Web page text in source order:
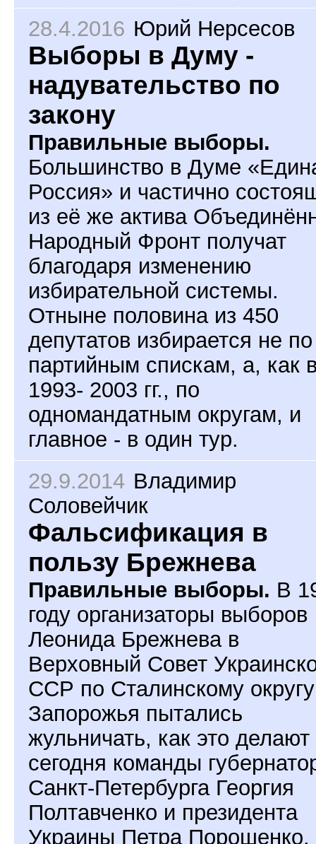
28.4.2016 Юрий Нерсесов
Выборы в Думу -
надувательство по
закону
Правильные выборы.
Большинство в Думе
Россия» и частично
из её же актива
Народный Фронт получат
благодаря изменению
избирательной системы.
Отныне половина из 450
депутатов избирается не по
партийным спискам, а, как
1993- 2003 гг., по
одномандатным округам, и
главное - в один тур.
29.9.2014 Владимир
Соловейчик
Фальсификация в
пользу Брежнева
Правильные выборы. В
году организаторы выборов
Леонида Брежнева в
Верховный Совет
ССР по Сталинскому округу
Запорожья пытались
жульничать, как это делают
сегодня команды
Санкт-Петербурга Георгия
Полтавченко и президента
Украины Петра